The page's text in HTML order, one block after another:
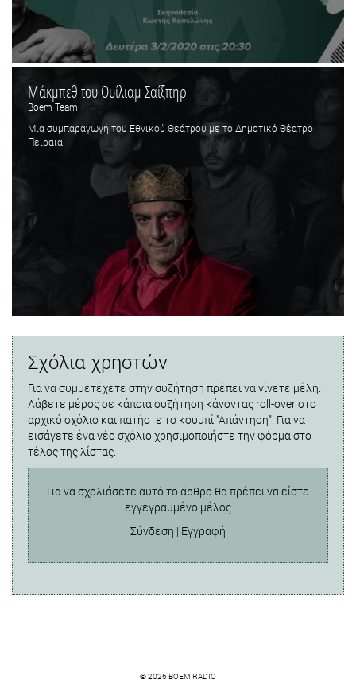
Μάκμπεθ του Ουίλιαμ Σαίξπηρ
Boem Team
Μια συμπαραγωγή του Εθνικού Θεάτρου με το Δημοτικό Θέατρο
Πειραιά
Σχόλια χρηστών
Για να συμμετέχετε στην συζήτηση πρέπει να γίνετε μέλη.
Λάβετε μέρος σε κάποια συζήτηση κάνοντας roll-over στο
αρχικό σχόλιο και πατήστε το κουμπί "Απάντηση". Για να
εισάγετε ένα νέο σχόλιο χρησιμοποιήστε την φόρμα στο
τέλος της λίστας.
Για να σχολιάσετε αυτό το άρθρο θα πρέπει να είστε
εγγεγραμμένο μέλος
Σύνδεση | Εγγραφή
© 2026 BOEM RADIO